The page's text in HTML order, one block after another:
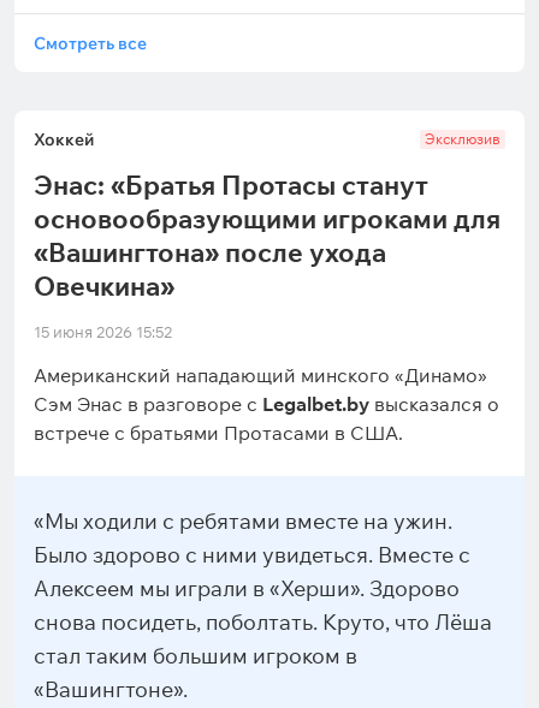
Смотреть все
Хоккей Эксклюзив
Энас: «Братья Протасы станут
основообразующими игроками для
«Вашингтона» после ухода
Овечкина»
15 июня 2026 15:52
Американский нападающий минского «Динамо»
Сэм Энас в разговоре с Legalbet.by высказался о
встрече с братьями Протасами в США.
«Мы ходили с ребятами вместе на ужин.
Было здорово с ними увидеться. Вместе с
Алексеем мы играли в «Херши». Здорово
снова посидеть, поболтать. Круто, что Лёша
стал таким большим игроком в
«Вашингтоне».